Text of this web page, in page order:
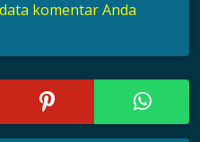
komentar Anda